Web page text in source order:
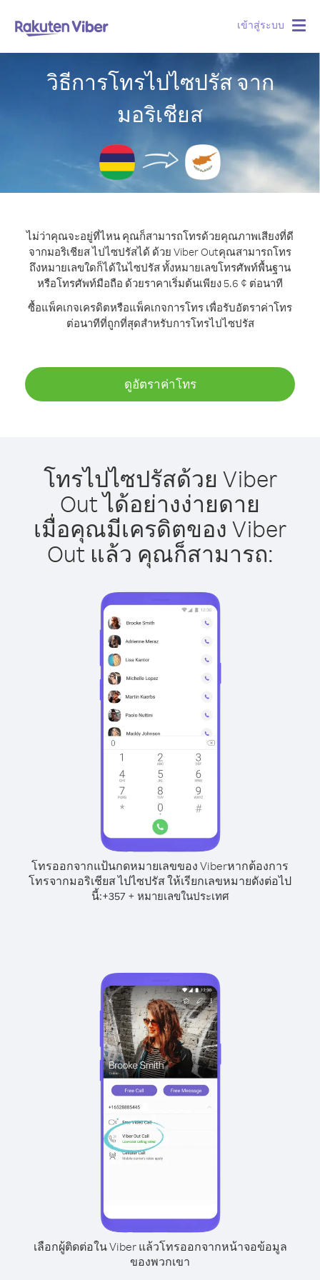
เข้าสู่ระบบ
วิธีการโทรไปไซปรัส จาก
มอริเชียส
ไม่ว่าคุณจะอยู่ที่ไหน คุณก็สามารถโทรด้วยคุณภาพเสียงที่ดี
จากมอริเชียส ไปไซปรัสได้ ด้วย Viber Outคุณสามารถโทร
ถึงหมายเลขใดก็ได้ในไซปรัส ทั้งหมายเลขโทรศัพท์พื้นฐาน
หรือโทรศัพท์มือถือ ด้วยราคาเริ่มต้นเพียง 5.6 ¢ ต่อนาที
ซื้อแพ็คเกจเครดิตหรือแพ็คเกจการโทร เพื่อรับอัตราค่าโทร
ต่อนาทีที่ถูกที่สุดสำหรับการโทรไปไซปรัส
ดูอัตราค่าโทร
โทรไปไซปรัสด้วย Viber
Out ได้อย่างง่ายดาย
เมื่อคุณมีเครดิตของ Viber
Out แล้ว คุณก็สามารถ:
โทรออกจากแป้นกดหมายเลขของ Viberหากต้องการ
โทรจากมอริเชียส ไปไซปรัส ให้เรียกเลขหมายดังต่อไป
นี้:+357+ หมายเลขในประเทศ
เลือกผู้ติดต่อใน Viber แล้วโทรออกจากหน้าจอข้อมูล
ของพวกเขา